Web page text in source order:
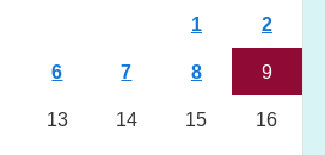
1 2
6 7 8 9
13 14 15 16